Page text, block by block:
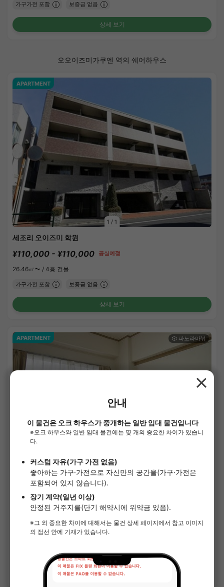
가구가전 포함 보증금 없음
상세 보기
오오이즈미가쿠엔 역의 쉐어하우스
1 / 1
APARTMENT
세조리 오이즈미 학원
¥110,000 - ¥110,000 공실예정
26.46㎡〜 / 4층 건물
가구가전 포함 보증금 없음
상세 보기
1/3
APARTMENT
¥95,000 - ¥100,000 만실
34.00㎡〜 / 5층 건물 /세이부 이케부쿠로선 오이즈미가쿠엔 5분
상세 보기